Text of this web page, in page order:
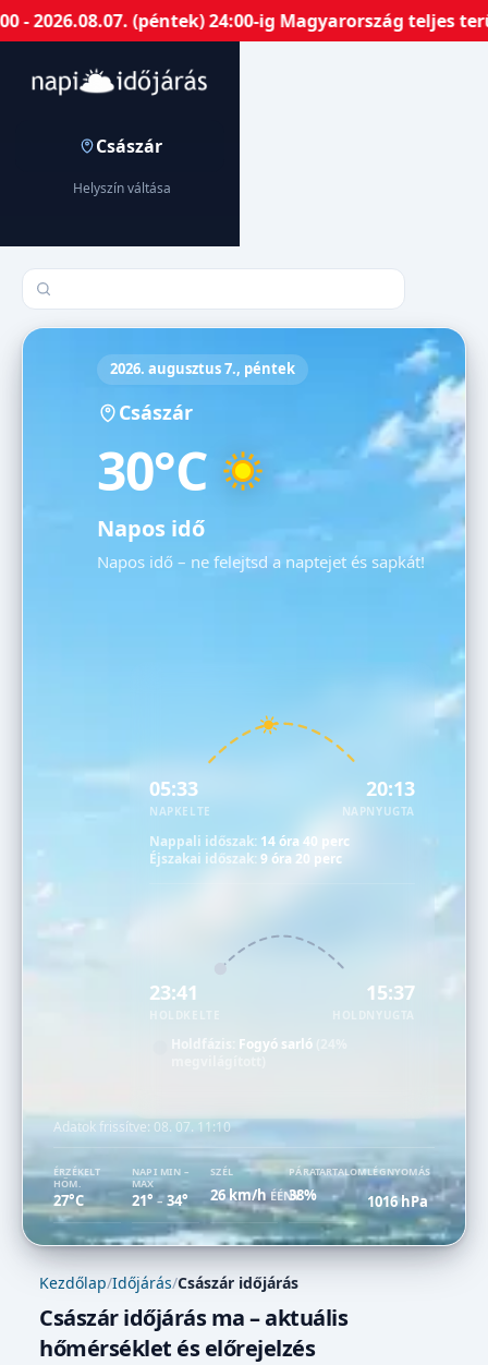
(péntek) 24:00-ig Magyarország teljes
Császár
Helyszín váltása
Település keresése
2026. augusztus 7., péntek
Császár
30°C
Napos idő
Napos idő – ne felejtsd a naptejet és sapkát!
05:33
NAPKELTE
20:13
NAPNYUGTA
Nappali időszak: 14 óra 40 perc
Éjszakai időszak:9 óra 20 perc
23:41 15:37
HOLDNYUGTA
Holdfázis: Fogyó sarló
Adatok frissítve: 08. 07. 11:10
ÉRZÉKELT
HŐM.
27°C
NAPI MIN –
MAX
21° –34°
SZÉL
26 km/hÉÉNY
PÁRATARTALOM
38%
LÉGNYOMÁS
1016 hPa
Kezdőlap/Időjárás/Császár időjárás
Császár időjárás ma – aktuális
hőmérséklet és előrejelzés